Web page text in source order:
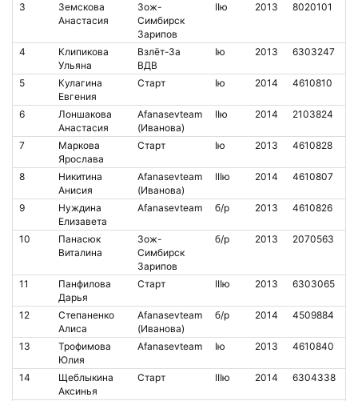
3
Земскова
Анастасия
Зож-
Симбирск
Зарипов
IIю 2013 8020101
4
Клипикова
Ульяна
Взлёт-За
ВДВ
Iю 2013 6303247
5
Кулагина
Евгения
Старт Iю 2014 4610810
6
Лоншакова
Анастасия
Afanasevteam
(Иванова)
IIю 2014 2103824
7
Маркова
Ярослава
Старт Iю 2013 4610828
8
Никитина
Анисия
Afanasevteam
(Иванова)
IIIю 2014 4610807
9
Нуждина
Елизавета
Afanasevteam б/р 2013 4610826
10
Панасюк
Виталина
Зож-
Симбирск
Зарипов
б/р 2013 2070563
11
Панфилова
Дарья
Старт IIIю 2013 6303065
12
Степаненко
Алиса
Afanasevteam
(Иванова)
б/р 2014 4509884
13
Трофимова
Юлия
Afanasevteam Iю 2013 4610840
14
Щеблыкина
Аксинья
Старт IIIю 2014 6304338